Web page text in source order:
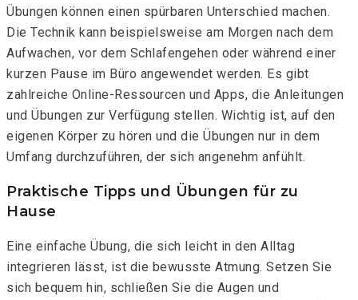
Übungen können einen spürbaren Unterschied machen.
Die Technik kann beispielsweise am Morgen nach dem
Aufwachen, vor dem Schlafengehen oder während einer
kurzen Pause im Büro angewendet werden. Es gibt
zahlreiche Online-Ressourcen und Apps, die Anleitungen
und Übungen zur Verfügung stellen. Wichtig ist, auf den
eigenen Körper zu hören und die Übungen nur in dem
Umfang durchzuführen, der sich angenehm anfühlt.
Praktische Tipps und Übungen für zu
Hause
Eine einfache Übung, die sich leicht in den Alltag
integrieren lässt, ist die bewusste Atmung. Setzen Sie
sich bequem hin, schließen Sie die Augen und